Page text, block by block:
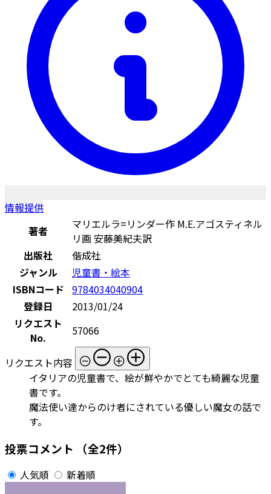
情報提供
著者
マリエルラ=リンダー作 M.E.アゴスティネル
リ画 安藤美紀夫訳
出版社
偕成社
ジャンル
児童書・絵本
ISBNコード 9784034040904
登録日
2013/01/24
リクエスト
No.
57066
リクエスト内容
イタリアの児童書で、絵が鮮やかでとても綺麗な児童
書です。
魔法使い達からのけ者にされている優しい魔女の話で
す。
投票コメント （全2件）
人気順 新着順